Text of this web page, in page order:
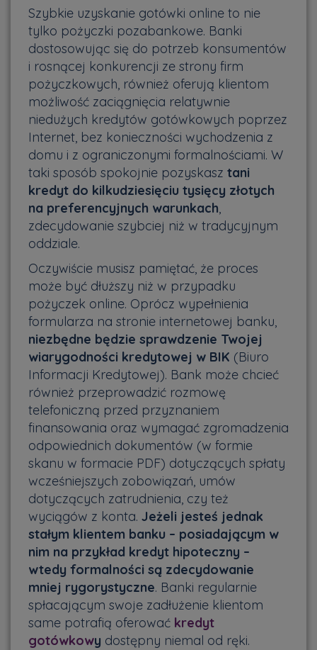
Szybkie uzyskanie gotówki online to nie
tylko pożyczki pozabankowe. Banki
dostosowując się do potrzeb konsumentów
i rosnącej konkurencji ze strony firm
pożyczkowych, również oferują klientom
możliwość zaciągnięcia relatywnie
niedużych kredytów gotówkowych poprzez
Internet, bez konieczności wychodzenia z
domu i z ograniczonymi formalnościami. W
taki sposób spokojnie pozyskasz tani
kredyt do kilkudziesięciu tysięcy złotych
na preferencyjnych warunkach,
zdecydowanie szybciej niż w tradycyjnym
oddziale.
Oczywiście musisz pamiętać, że proces
może być dłuższy niż w przypadku
pożyczek online. Oprócz wypełnienia
formularza na stronie internetowej banku,
niezbędne będzie sprawdzenie Twojej
wiarygodności kredytowej w BIK (Biuro
Informacji Kredytowej). Bank może chcieć
również przeprowadzić rozmowę
telefoniczną przed przyznaniem
finansowania oraz wymagać zgromadzenia
odpowiednich dokumentów (w formie
skanu w formacie PDF) dotyczących spłaty
wcześniejszych zobowiązań, umów
dotyczących zatrudnienia, czy też
wyciągów z konta. Jeżeli jesteś jednak
stałym klientem banku – posiadającym w
nim na przykład kredyt hipoteczny –
wtedy formalności są zdecydowanie
mniej rygorystyczne. Banki regularnie
spłacającym swoje zadłużenie klientom
same potrafią oferować kredyt
gotówkowy dostępny niemal od ręki.